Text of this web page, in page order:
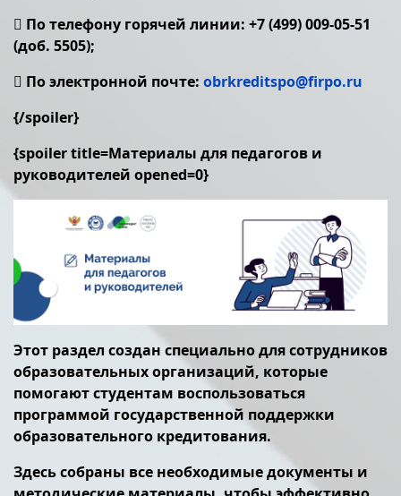
 По телефону горячей линии: +7 (499) 009-05-51
(доб. 5505);
 По электронной почте: obrkreditspo@firpo.ru
{/spoiler}
{spoiler title=Материалы для педагогов и
руководителей opened=0}
Этот раздел создан специально для сотрудников
образовательных организаций, которые
помогают студентам воспользоваться
программой государственной поддержки
образовательного кредитования.
Здесь собраны все необходимые документы и